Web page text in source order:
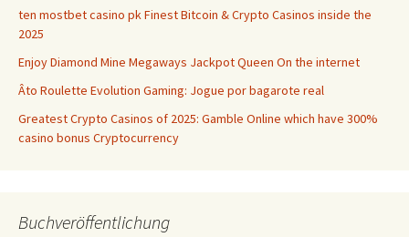
ten mostbet casino pk Finest Bitcoin & Crypto Casinos inside the
2025
Enjoy Diamond Mine Megaways Jackpot Queen On the internet
Âto Roulette Evolution Gaming: Jogue por bagarote real
Greatest Crypto Casinos of 2025: Gamble Online which have 300%
casino bonus Cryptocurrency
Buchveröffentlichung